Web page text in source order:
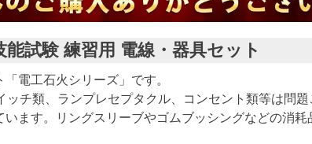
試験 練習用 電線・器具セット
電工石火シリーズ」です。
チ類、ランプレセプタクル、コンセント類等は問
ます。リングスリーブやゴムブッシングなどの消耗